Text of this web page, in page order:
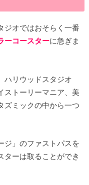
ジオではおそらく一番
ーコースターに急ぎま
ハリウッドスタジオ
ストーリーマニア、美
ズミックの中から一つ
ジ」のファストパスを
ターは取ることができ